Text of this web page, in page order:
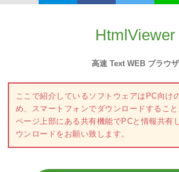
HtmlViewer
高速 Text WEB ブラウザ
ここで紹介しているソフトウェアはPC向け
め、スマートフォンでダウンロードすること
ページ上部にある共有機能でPCと情報共有
ウンロードをお願い致します。